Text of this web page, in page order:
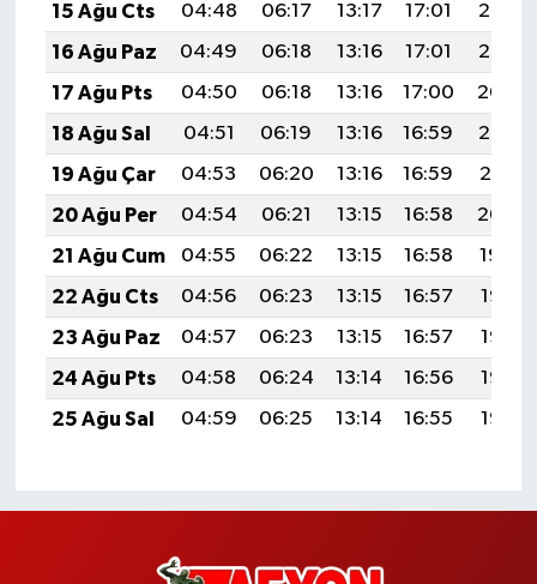
15 Ağu Cts
04:48 06:17 13:17 17:01
20:06
16 Ağu Paz
04:49 06:18 13:16 17:01
20:05
17 Ağu Pts
04:50 06:18 13:16 17:00
20:04
18 Ağu Sal
04:51 06:19 13:16 16:59
20:03
19 Ağu Çar
04:53 06:20 13:16 16:59
20:01
20 Ağu Per
04:54 06:21 13:15 16:58
20:00
21 Ağu Cum
04:55 06:22 13:15 16:58
19:59
22 Ağu Cts
04:56 06:23 13:15 16:57
19:57
23 Ağu Paz
04:57 06:23 13:15 16:57
19:56
24 Ağu Pts
04:58 06:24 13:14 16:56
19:55
25 Ağu Sal
04:59 06:25 13:14 16:55 19:53